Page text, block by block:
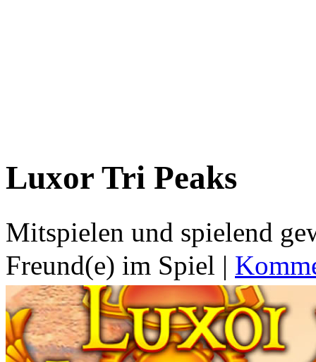
Luxor Tri Peaks
Mitspielen und spielend
Freund(e) im Spiel |